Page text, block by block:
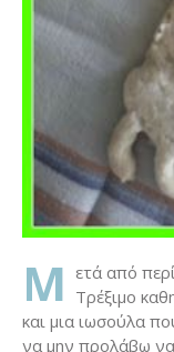
Μ ετά από
Τρέξιμο
και μια ιωσούλα
να μην προλάβω